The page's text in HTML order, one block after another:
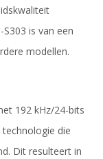
is van een
modellen.
192 kHz/24-bits
die
Dit resulteert in